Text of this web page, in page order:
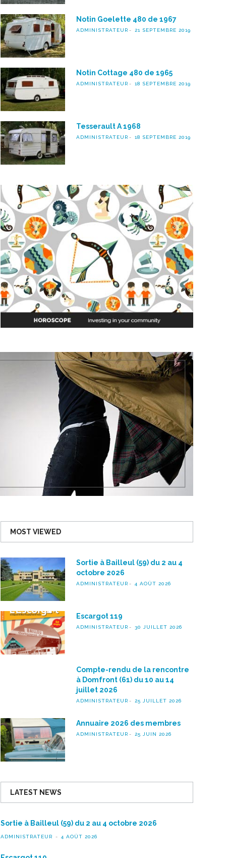
Notin Goelette 480 de 1967
ADMINISTRATEUR 21 SEPTEMBRE 2019
Notin Cottage 480 de 1965
ADMINISTRATEUR 18 SEPTEMBRE 2019
Tesserault A 1968
ADMINISTRATEUR 18 SEPTEMBRE 2019
MOST VIEWED
Sortie à Bailleul (59) du 2 au 4
octobre 2026
ADMINISTRATEUR 4 AOÛT 2026
Escargot 119
ADMINISTRATEUR 30 JUILLET 2026
Compte-rendu de la rencontre
à Domfront (61) du 10 au 14
juillet 2026
ADMINISTRATEUR 25 JUILLET 2026
Annuaire 2026 des membres
ADMINISTRATEUR 25 JUIN 2026
LATEST NEWS
Sortie à Bailleul (59) du 2 au 4 octobre 2026
ADMINISTRATEUR 4 AOÛT 2026